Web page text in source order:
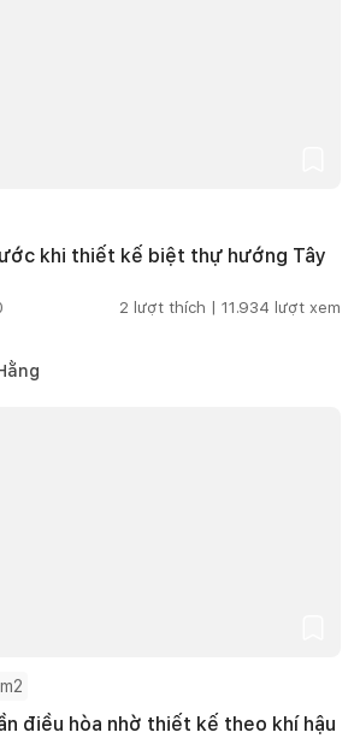
khi thiết kế biệt thự hướng Tây
2 lượt thích | 11.934 lượt xem
điều hòa nhờ thiết kế theo khí hậu